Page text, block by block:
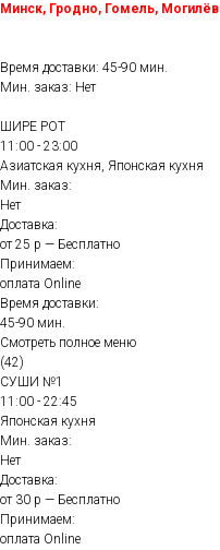
Минск, Гродно, Гомель, Могилёв
Время доставки: 45-90 мин.
Мин. заказ: Нет
ШИРЕ РОТ
11:00 - 23:00
Азиатская кухня, Японская кухня
Мин. заказ:
Нет
Доставка:
от 25 р — Бесплатно
Принимаем:
оплата Online
Время доставки:
45-90 мин.
Смотреть полное меню
(42)
СУШИ №1
11:00 - 22:45
Японская кухня
Мин. заказ:
Нет
Доставка:
от 30 р — Бесплатно
Принимаем:
оплата Online